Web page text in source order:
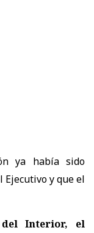
ya había sido
y que el
Interior, el